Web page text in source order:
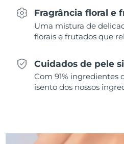
Fragrância floral e
Uma mistura de
florais e frutados que
Cuidados de pele
Com 91% ingredientes
isento dos nossos
África do Sul
Coreia do Sul
Suécia